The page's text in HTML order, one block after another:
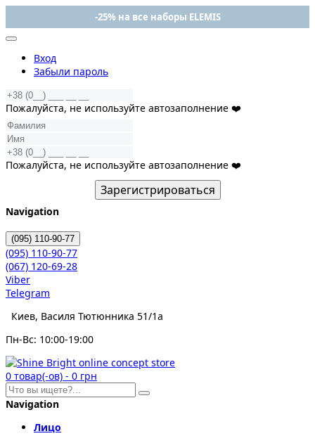
-25% на все наборы ELEMIS
Вход
Забыли пароль
Пожалуйста, не используйте автозаполнение ❤️
Пожалуйста, не используйте автозаполнение ❤️
Зарегистрироваться
Navigation
(095) 110-90-77
(095) 110-90-77
(067) 120-69-28
Viber
Telegram
Киев, Василя Тютюнника 51/1а
Пн-Вс: 10:00-19:00
0 товар(-ов) - 0 грн
Navigation
Лицо